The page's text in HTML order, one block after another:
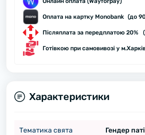
Оплата на картку Monobank (до
Післяплата за передплатою 20%
Готівкою при самовивозі у
Характеристики
Тематика свята Гендер паті